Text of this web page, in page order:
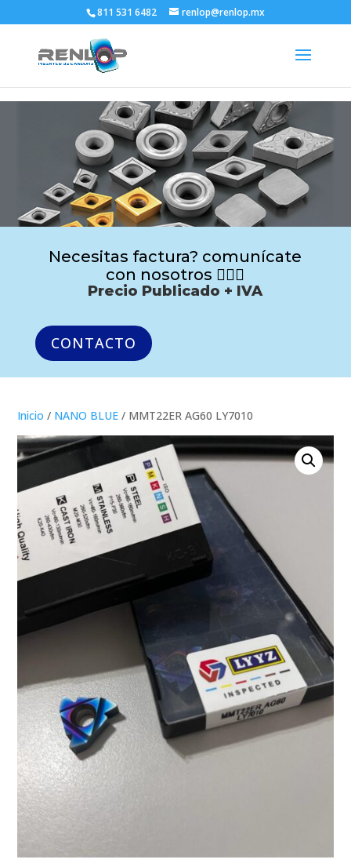
811 531 6482 renlop@renlop.mx
Necesitas factura? comunícate
con nosotros 🙋🏻‍♂️
Precio Publicado + IVA
CONTACTO
Inicio / NANO BLUE / MMT22ER AG60 LY7010